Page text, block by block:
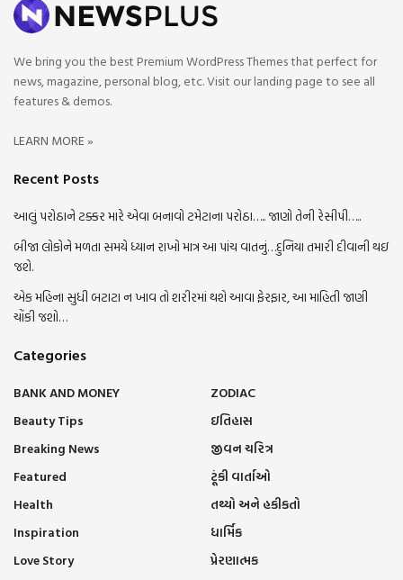
We bring you the best Premium WordPress Themes that perfect for
news, magazine, personal blog, etc. Visit our landing page to see all
features & demos.
LEARN MORE »
Recent Posts
આલું પરોઠાને ટક્કર મારે એવા બનાવો ટમેટાના પરોઠા….. જાણો તેની રેસીપી…..
બીજા લોકોને મળતા સમયે ધ્યાન રાખો માત્ર આ પાંચ વાતનું…દુનિયા તમારી દીવાની થઇ
જશે.
એક મહિના સુધી બટાટા ન ખાવ તો શરીરમાં થશે આવા ફેરફાર, આ માહિતી જાણી
ચોંકી જશો…
Categories
BANK AND MONEY
Beauty Tips
Breaking News
Featured
Health
Inspiration
Love Story
ZODIAC
ઇતિહાસ
જીવન ચરિત્ર
ટૂંકી વાર્તાઓ
તથ્યો અને હકીકતો
ધાર્મિક
પ્રેરણાત્મક